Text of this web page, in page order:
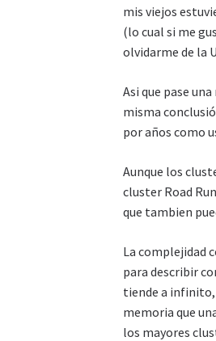
mis viejos
(lo cual si me
olvidarme de la
Asi que pase
misma
por años como
Aunque los
cluster Road
que tambien
La complejidad
para describir
tiende a
memoria que
los mayores